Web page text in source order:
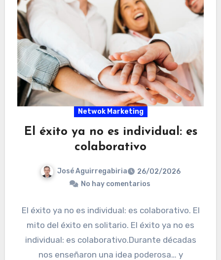
Netwok Marketing
El éxito ya no es individual: es
colaborativo
José Aguirregabiria
26/02/2026
No hay comentarios
El éxito ya no es individual: es colaborativo. El
mito del éxito en solitario. El éxito ya no es
individual: es colaborativo.Durante décadas
nos enseñaron una idea poderosa… y